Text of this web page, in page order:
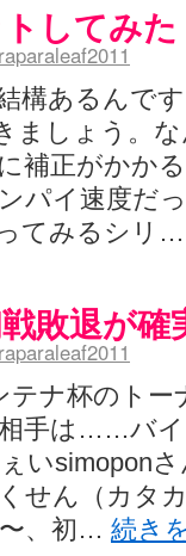
(07:42)
Blu-rayBOX 購入 (01:00)
のコメントを取り上げる
(11:00)
寺怜ちゃんに一票を入れ
執【プリン】
(16:10)
いでしょ / ブログを引っ越
小ネタ
(10:29)
B 野球対決 (10:30)
のいくらかの考察
」 感想 (11:54)
(05:45)
介：書け麻に参加でさっ
が更新していました
-saki- / はるたんイェイ
を買いました
(00:24)
テナ杯お疲れ様でした(半
してみた
構あるんで
ましょう。
補正がかか
パイ速度だ
てみるシリ
敗退が確
テナ杯のト
手は……バ
いsimopon
せん（カタ
、初… 続き